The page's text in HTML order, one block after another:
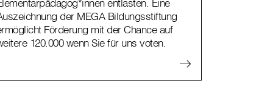
entlasten. Eine
der MEGA Bildungsstiftung
Förderung mit der Chance auf
120.000 wenn Sie für uns voten.